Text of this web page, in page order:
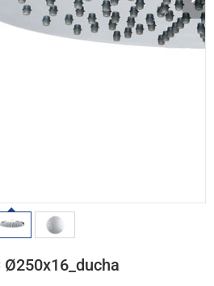
Ø250x16_ducha